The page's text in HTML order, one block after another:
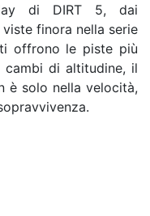
di DIRT 5, dai
viste finora nella serie
offrono le piste più
cambi di altitudine, il
è solo nella velocità,